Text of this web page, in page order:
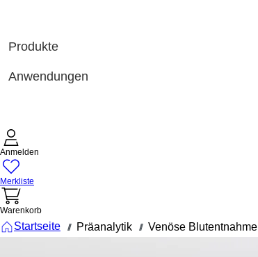
Produkte
Anwendungen
Anmelden
Merkliste
Warenkorb
Startseite /// Präanalytik /// Venöse Blutentnahme